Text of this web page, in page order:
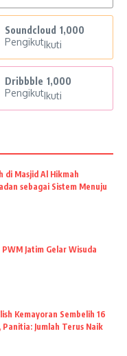
Soundcloud 1,000
PengikutIkuti
Dribbble 1,000
PengikutIkuti
di Masjid Al Hikmah
sebagai Sistem Menuju
Jatim Gelar Wisuda
Kemayoran Sembelih 16
Panitia: Jumlah Terus Naik